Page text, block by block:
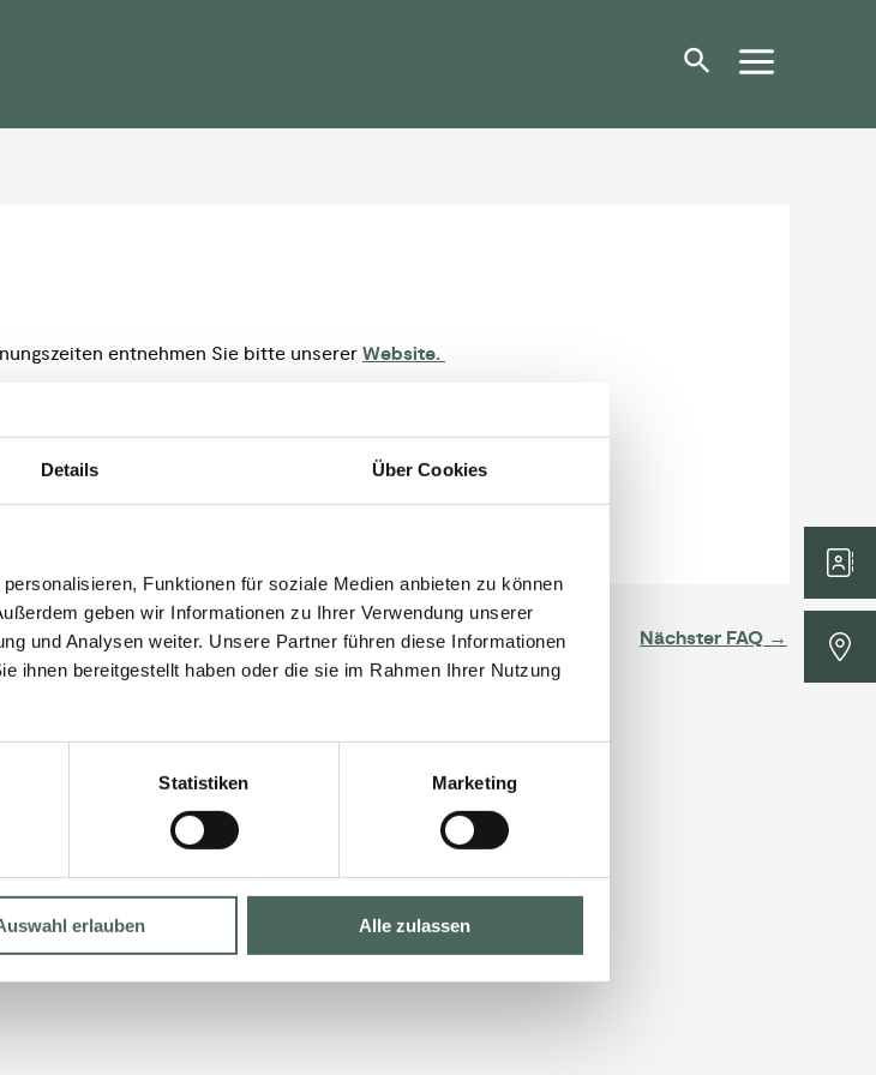
Details Über Cookies
Funktionen für soziale Medien anbieten zu können
geben wir Informationen zu Ihrer Verwendung unserer
und Analysen weiter. Unsere Partner führen diese Informationen
ihnen bereitgestellt haben oder die sie im Rahmen Ihrer Nutzung
Statistiken Marketing
erlauben Alle zulassen
entnehmen Sie bitte unserer Website.
Nächster FAQ →